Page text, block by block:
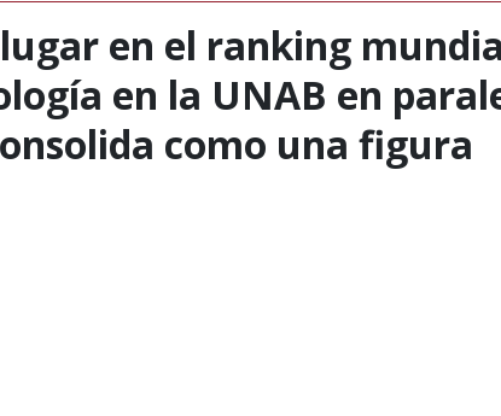
en el ranking
en la UNAB en
como una figura